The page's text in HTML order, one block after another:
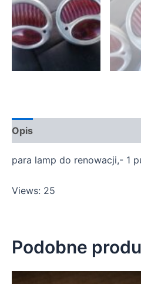
Opis
para lamp do renowacji,- 1
Views: 25
Podobne